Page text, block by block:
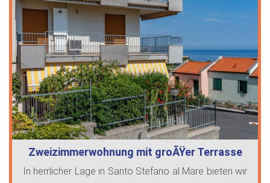
Zweizimmerwohnung mit groÃŸer Terrasse
i…
In herrlicher Lage in Santo Stefano al Mare bieten wir